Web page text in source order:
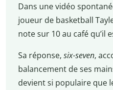
Dans une vidéo
joueur de basketball
note sur 10 au café qu’il
Sa réponse, six-seven,
balancement de ses
devient si populaire que